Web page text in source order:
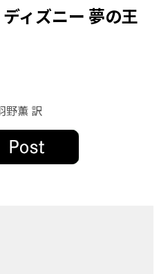
ディズニー 夢の王
野薫 訳